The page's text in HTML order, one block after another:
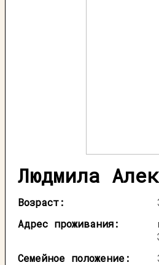
Людмила
Возраст:
Адрес проживания:
Семейное положение: